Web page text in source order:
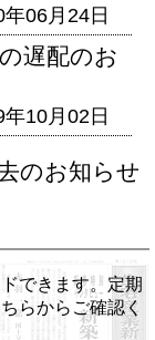
年06月24日
遅配のお
年10月02日
のお知らせ
できます。定期
らからご確認く